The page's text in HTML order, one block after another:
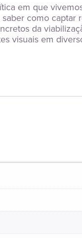
em que
como captar
da
visuais em